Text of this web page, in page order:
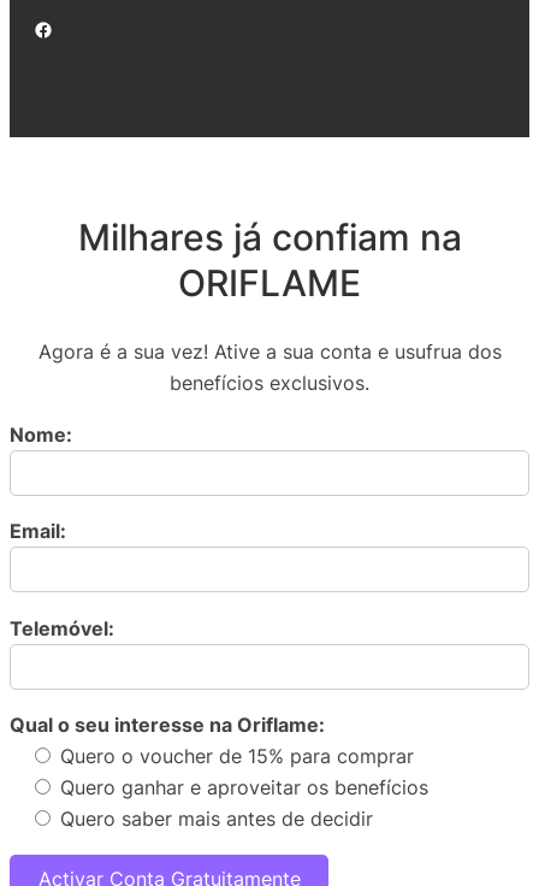
Facebook
Milhares já confiam na
ORIFLAME
Agora é a sua vez! Ative a sua conta e usufrua dos
benefícios exclusivos.
Nome:
Email:
Telemóvel:
Qual o seu interesse na Oriflame:
Quero o voucher de 15% para comprar
Quero ganhar e aproveitar os benefícios
Quero saber mais antes de decidir